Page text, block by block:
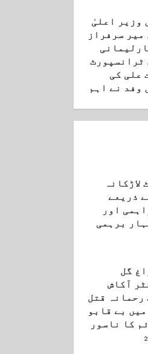
وزیر اعلیٰ
میر سرفراز
ٹرانسپورٹ
علی کی
وفد نے اہم
ذریعے
اور
برہمی
گل
آکاش
رحمانہ قتل
بے قابو
کا ناسور